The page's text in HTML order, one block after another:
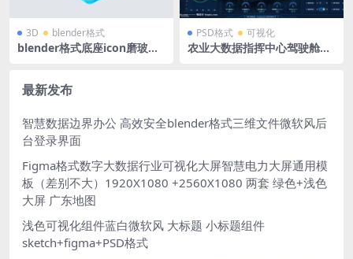
3D blender格式
blender格式底座icon磨玻璃
PSD格式 可视化
农业大数据指挥中心驾驶舱大
最新发布
智慧数据边界办公 高效安全blender格式三维文件微软风后
台登录界面
Figma格式数字大数据行业可视化大屏智慧电力大屏通用模
板（差别不大）1920X1080 +2560X1080 两套 绿色+浅色
大屏 广东地图
浅色可视化组件蓝白微软风 大标题 小标题组件
sketch+figma+PSD格式